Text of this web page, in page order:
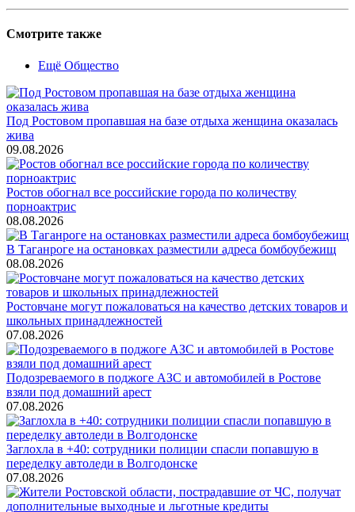
Смотрите также
Ещё Общество
Под Ростовом пропавшая на базе отдыха женщина оказалась
жива
09.08.2026
Ростов обогнал все российские города по количеству
порноактрис
08.08.2026
В Таганроге на остановках разместили адреса бомбоубежищ
08.08.2026
Ростовчане могут пожаловаться на качество детских товаров и
школьных принадлежностей
07.08.2026
Подозреваемого в поджоге АЗС и автомобилей в Ростове
взяли под домашний арест
07.08.2026
Заглохла в +40: сотрудники полиции спасли попавшую в
переделку автоледи в Волгодонске
07.08.2026